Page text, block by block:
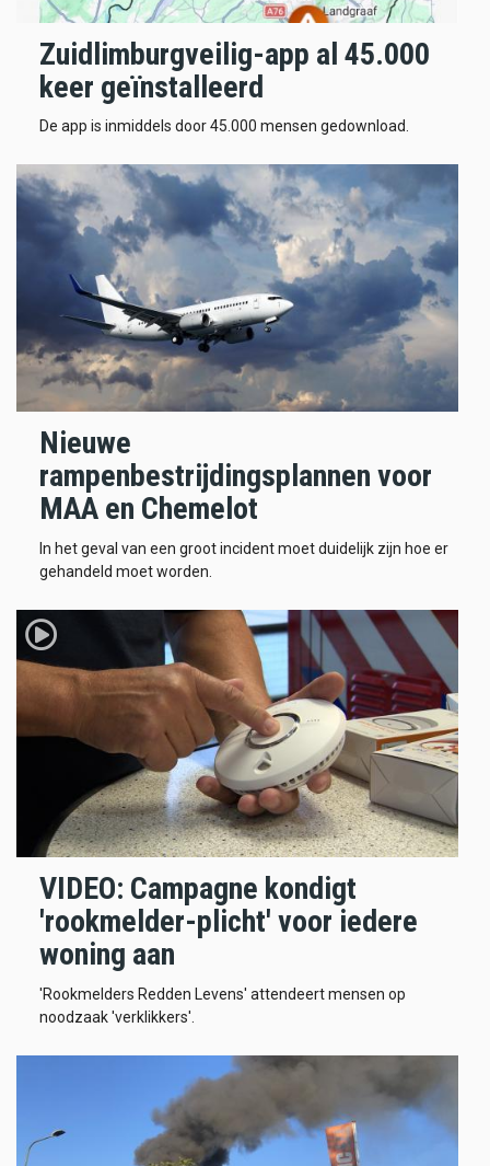
Zuidlimburgveilig-app al 45.000
keer geïnstalleerd
De app is inmiddels door 45.000 mensen gedownload.
Nieuwe
rampenbestrijdingsplannen voor
MAA en Chemelot
In het geval van een groot incident moet duidelijk zijn hoe er
gehandeld moet worden.
VIDEO: Campagne kondigt
'rookmelder-plicht' voor iedere
woning aan
'Rookmelders Redden Levens' attendeert mensen op
noodzaak 'verklikkers'.